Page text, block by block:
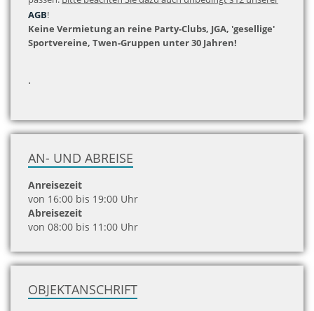
AGB!
Keine Vermietung an reine Party-Clubs, JGA, 'gesellige'
Sportvereine, Twen-Gruppen unter 30 Jahren!
.
AN- UND ABREISE
Anreisezeit
von 16:00 bis 19:00 Uhr
Abreisezeit
von 08:00 bis 11:00 Uhr
OBJEKTANSCHRIFT